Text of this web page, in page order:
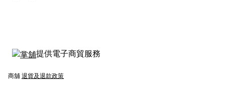
提供電子商貿服務
商舖 退貨及退款政策